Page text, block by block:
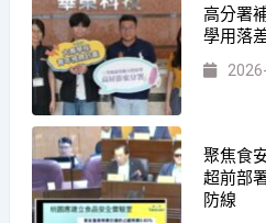
高分署
學用落
聚焦食
超前部
防線